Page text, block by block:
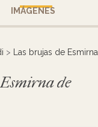
IMÁGENES
> Las brujas de Esmirna
de